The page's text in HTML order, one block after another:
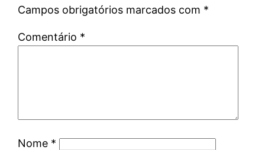
Campos obrigatórios marcados com *
Comentário *
Nome *